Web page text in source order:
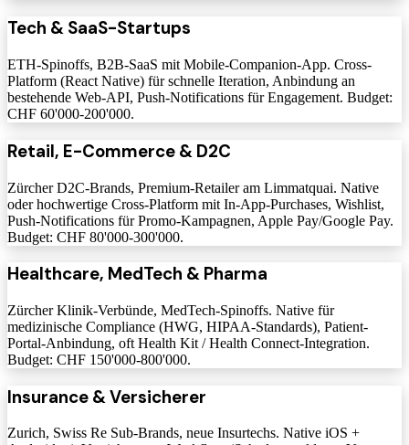
Tech & SaaS-Startups
ETH-Spinoffs, B2B-SaaS mit Mobile-Companion-App. Cross-
Platform (React Native) für schnelle Iteration, Anbindung an
bestehende Web-API, Push-Notifications für Engagement. Budget:
CHF 60'000-200'000.
Retail, E-Commerce & D2C
Zürcher D2C-Brands, Premium-Retailer am Limmatquai. Native
oder hochwertige Cross-Platform mit In-App-Purchases, Wishlist,
Push-Notifications für Promo-Kampagnen, Apple Pay/Google Pay.
Budget: CHF 80'000-300'000.
Healthcare, MedTech & Pharma
Zürcher Klinik-Verbünde, MedTech-Spinoffs. Native für
medizinische Compliance (HWG, HIPAA-Standards), Patient-
Portal-Anbindung, oft Health Kit / Health Connect-Integration.
Budget: CHF 150'000-800'000.
Insurance & Versicherer
Zurich, Swiss Re Sub-Brands, neue Insurtechs. Native iOS +